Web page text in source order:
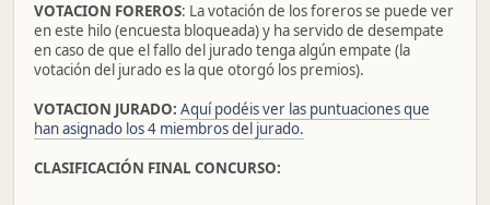
VOTACION FOREROS: La votación de los foreros se puede ver
en este hilo (encuesta bloqueada) y ha servido de desempate
en caso de que el fallo del jurado tenga algún empate (la
votación del jurado es la que otorgó los premios).
VOTACION JURADO: Aquí podéis ver las puntuaciones que
han asignado los 4 miembros del jurado.
CLASIFICACIÓN FINAL CONCURSO: